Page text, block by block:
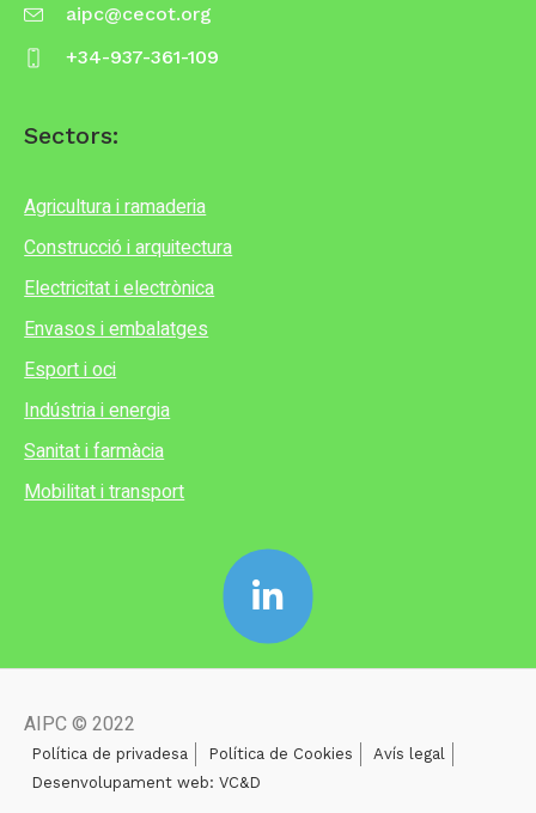
aipc@cecot.org
+34-937-361-109
Sectors:
Agricultura i ramaderia
Construcció i arquitectura
Electricitat i electrònica
Envasos i embalatges
Esport i oci
Indústria i energia
Sanitat i farmàcia
Mobilitat i transport
AIPC © 2022
Política de privadesa Política de Cookies
Avís legal
Desenvolupament web: VC&D